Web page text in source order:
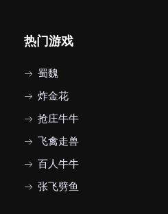
热门游戏
蜀魏
炸金花
抢庄牛牛
飞禽走兽
百人牛牛
张飞劈鱼